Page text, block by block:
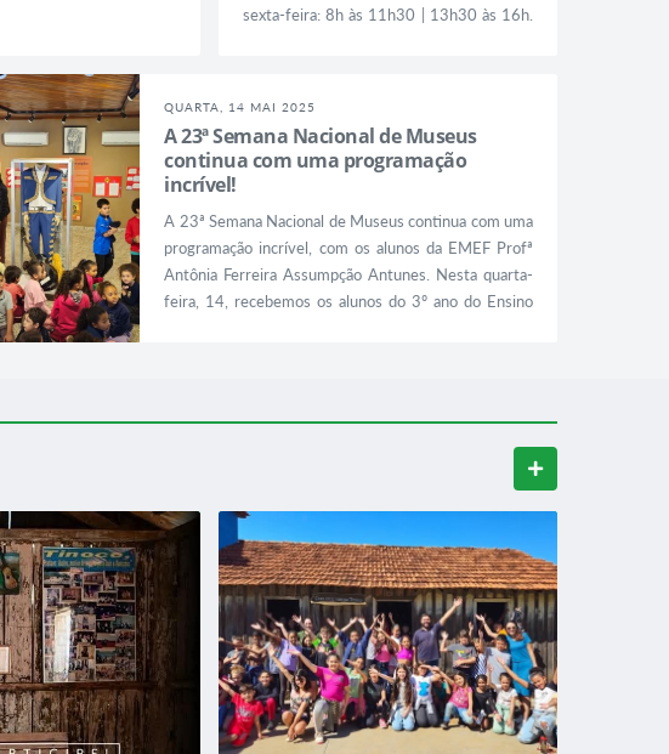
sexta-feira: 8h às 11h30 | 13h30 às 16h.
Diretoria de Turismo tem seu expediente
de segunda a sexta-feira, das 7h às 17h.
QUARTA, 14 MAI 2025
A 23ª Semana Nacional de Museus
continua com uma programação
incrível!
A 23ª Semana Nacional de Museus continua com uma
programação incrível, com os alunos da EMEF Profª
Antônia Ferreira Assumpção Antunes. Nesta quarta-
feira, 14, recebemos os alunos do 3º ano do Ensino